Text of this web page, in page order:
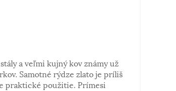
a veľmi kujný kov známy už
Samotné rýdze zlato je príliš
praktické použitie. Prímesi